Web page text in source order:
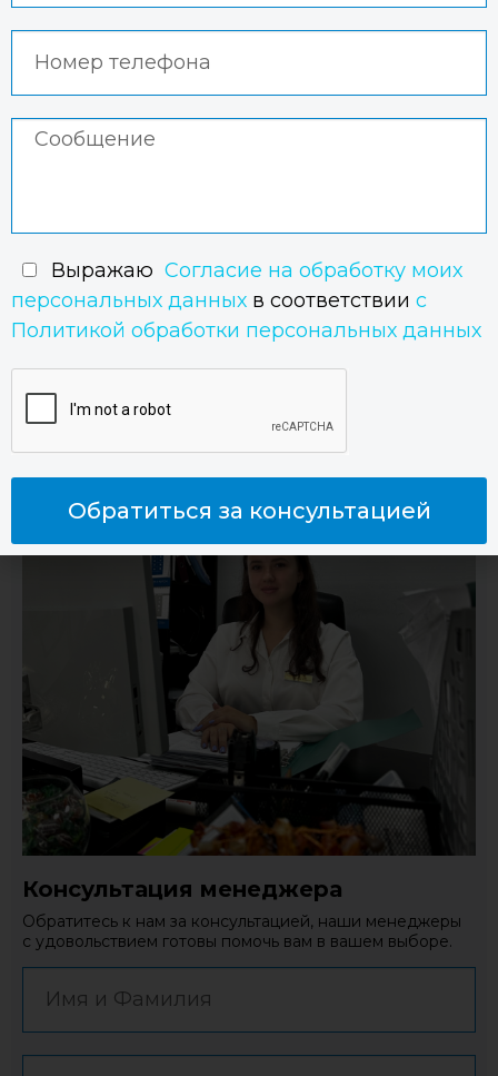
геометрической формой.
Нужны отличные окна и по хорошей цене?! Звони по
Оставить заявку на замер
Консультация менеджера
Обратитесь к нам за консультацией, наши менеджеры
с удовольствием готовы помочь вам в вашем выборе.
Выражаю Согласие на обработку моих
персональных данных в соответствии с
Политикой обработки персональных данных
Обратиться за консультацией